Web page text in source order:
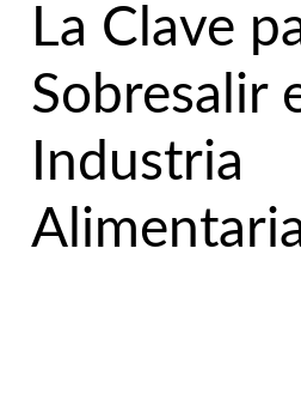
La Clave
Sobresalir
Industria